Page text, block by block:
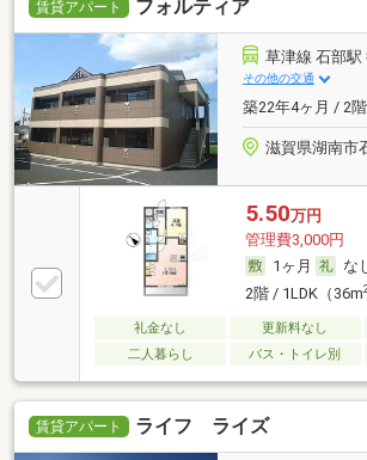
賃貸アパート フォルティア
草津線 石部駅
その他の交通
築22年4ヶ月 / 2
滋賀県湖南市
5.50万円
管理費3,000円
1ヶ月
な
2階 / 1LDK（36m
礼金なし 更新料なし
二人暮らし
バス・トイレ別
賃貸アパート ライフ ライズ